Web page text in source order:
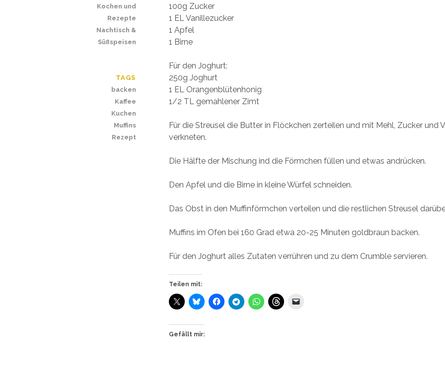
100g Zucker
1 EL Vanillezucker
1 Apfel
1 Birne
Für den Joghurt:
250g Joghurt
1 EL Orangenblütenhonig
1/2 TL gemahlener Zimt
Für die Streusel die Butter in Flöckchen zerteilen und mit Mehl, Zucker und
verkneten.
Die Hälfte der Mischung ind die Förmchen füllen und etwas andrücken.
Den Apfel und die Birne in kleine Würfel schneiden.
Das Obst in den Muffinförmchen verteilen und die restlichen Streusel
Muffins im Ofen bei 160 Grad etwa 20-25 Minuten goldbraun backen.
Für den Joghurt alles Zutaten verrühren und zu dem Crumble servieren.
Teilen mit:
Gefällt mir:
Kochen und
Rezepte
Nachtisch &
Süßspeisen
TAGS
backen
Kaffee
Kuchen
Muffins
Rezept